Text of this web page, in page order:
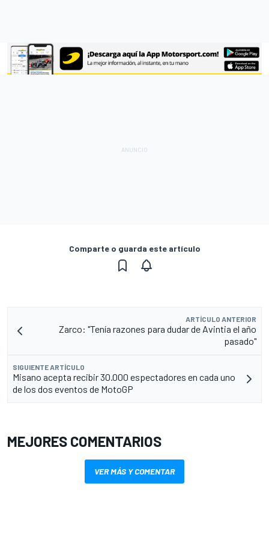
Comparte o guarda este artículo
ARTÍCULO ANTERIOR
Zarco: "Tenía razones para dudar de Avintia el año
pasado"
SIGUIENTE ARTÍCULO
Misano acepta recibir 30.000 espectadores en cada uno
de los dos eventos de MotoGP
MEJORES COMENTARIOS
VER MÁS Y COMENTAR